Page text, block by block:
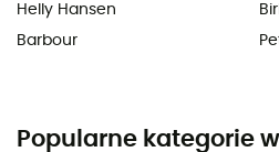
Helly Hansen
Barbour
Popularne kategorie